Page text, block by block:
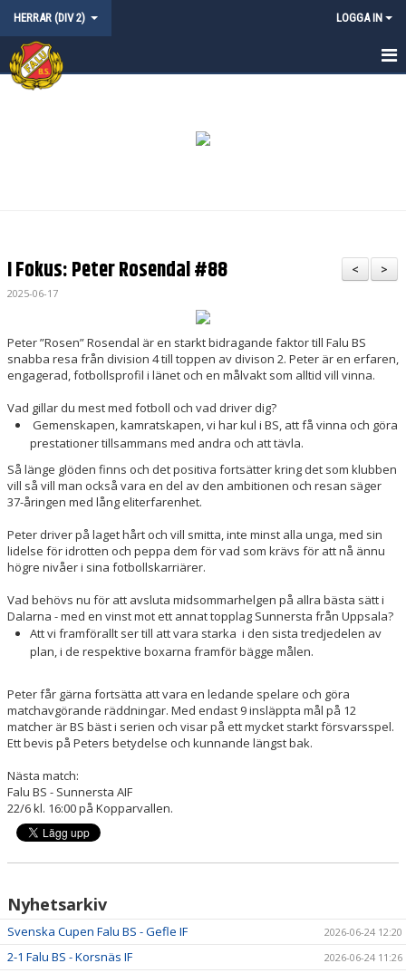
HERRAR (DIV 2) LOGGA IN
HEM
BILDGALLERI
>
<
I Fokus: Peter Rosendal #88
2025-06-17
Peter ”Rosen” Rosendal är en starkt bidragande faktor till Falu BS
snabba resa från division 4 till toppen av divison 2. Peter är en erfaren,
engagerad, fotbollsprofil i länet och en målvakt som alltid vill vinna.
Vad gillar du mest med fotboll och vad driver dig?
Gemenskapen, kamratskapen, vi har kul i BS, att få vinna och göra
prestationer tillsammans med andra och att tävla.
Så länge glöden finns och det positiva fortsätter kring det som klubben
vill så vill man också vara en del av den ambitionen och resan säger
37-åringen med lång eliterfarenhet.
Peter driver på laget hårt och vill smitta, inte minst alla unga, med sin
lidelse för idrotten och peppa dem för vad som krävs för att nå ännu
högre nivåer i sina fotbollskarriärer.
Vad behövs nu för att avsluta midsommarhelgen på allra bästa sätt i
Dalarna - med en vinst mot ett annat topplag Sunnersta från Uppsala?
Att vi framförallt ser till att vara starka i den sista tredjedelen av
plan, i de respektive boxarna framför bägge målen.
Peter får gärna fortsätta att vara en ledande spelare och göra
matchavgörande räddningar. Med endast 9 insläppta mål på 12
matcher är BS bäst i serien och visar på ett mycket starkt försvarsspel.
Ett bevis på Peters betydelse och kunnande längst bak.
Nästa match:
Falu BS - Sunnersta AIF
22/6 kl. 16:00 på Kopparvallen.
Nyhetsarkiv
Svenska Cupen Falu BS - Gefle IF 2026-06-24 12:20
2-1 Falu BS - Korsnäs IF 2026-06-24 11:26